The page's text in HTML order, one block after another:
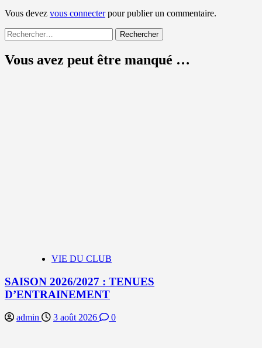
Vous devez vous connecterpour publier un commentaire.
Rechercher :
Vous avez peut être manqué …
VIE DU CLUB
SAISON 2026/2027 : TENUES
D’ENTRAINEMENT
admin 3 août 2026 0